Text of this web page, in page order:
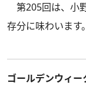
第205回は、小
存分に味わいます。
ゴールデンウィー